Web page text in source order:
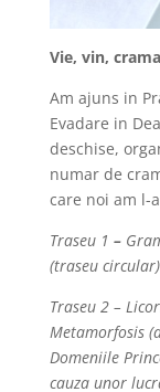
Vie, vin, crama
Am ajuns in
Evadare in
deschise,
numar de
care noi am l-
Traseu 1 –
(traseu circular)
Traseu 2–
Metamorfosis
Domeniile
cauza unor